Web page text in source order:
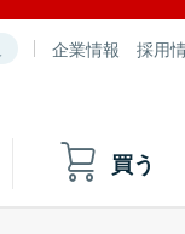
企業情報 採用
買う